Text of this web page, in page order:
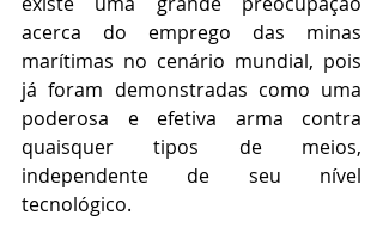
acerca do emprego das minas
marítimas no cenário mundial, pois
já foram demonstradas como uma
poderosa e efetiva arma contra
quaisquer tipos de meios,
independente de seu nível
tecnológico.